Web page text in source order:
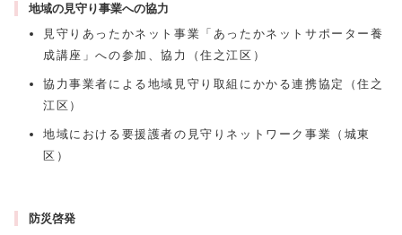
地域の見守り事業への協力
見守りあったかネット事業「あったかネットサポーター養
成講座」への参加、協力（住之江区）
協力事業者による地域見守り取組にかかる連携協定（住之
江区）
地域における要援護者の見守りネットワーク事業（城東
区）
防災啓発